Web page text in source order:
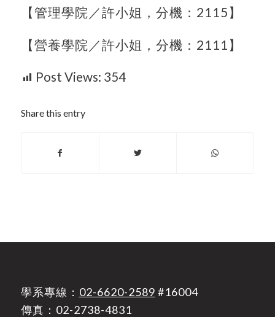
【管理學院／許小姐，分機： 2115 】
【營養學院／許小姐，分機： 2111 】
Post Views: 354
Share this entry
學系專線： 02-6620-2589 #16004
傳真：02-2738-4831